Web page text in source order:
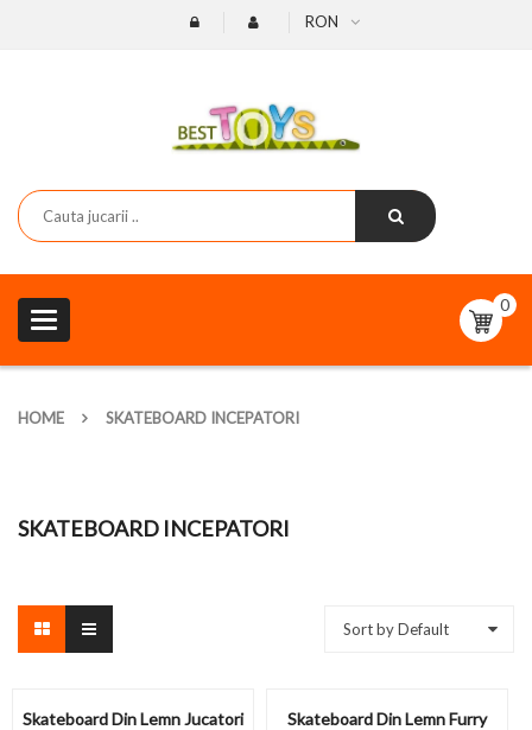
RON
Toggle
navigation
0
HOME SKATEBOARD INCEPATORI
SKATEBOARD INCEPATORI
Sort by Default
Skateboard Din Lemn Jucatori
Skateboard Din Lemn Furry